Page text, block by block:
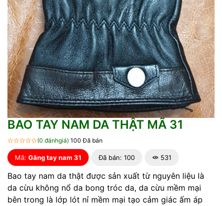
BAO TAY NAM DA THẬT MÃ 31
(0 đánhgiá) 100 Đã bán
Mã: Găng tay nam 31 Đã bán: 100 531
Bao tay nam da thật được sản xuất từ nguyên liệu là
da cừu không nổ da bong tróc da, da cừu mềm mại
bên trong là lớp lót nỉ mềm mại tạo cảm giác ấm áp